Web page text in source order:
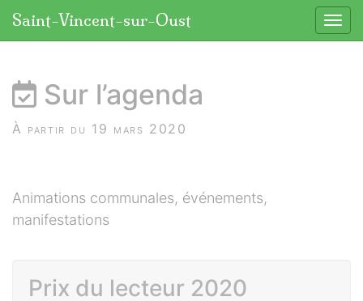
Saint-Vincent-sur-Oust
Sur l’agenda
À partir du 19 mars 2020
Animations communales, événements,
manifestations
Prix du lecteur 2020
Panneau de gestion des cookies